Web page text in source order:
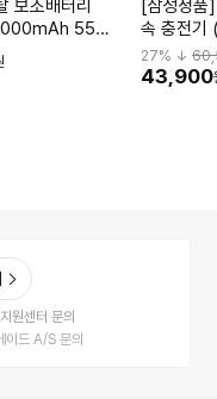
보조배터리
55W
노트
[삼성정
속 충전기
27% ↓
43,900
원센터 문의
이드 A/S 문의